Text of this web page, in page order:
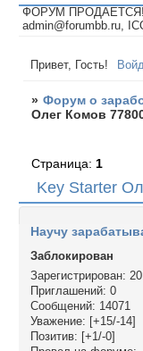
ФОРУМ
admin@forumbb.ru,
Привет, Гость!
» Форум о
Олег Комов
Key Starter
Страница: 1
Научу
Заблокирован
Зарегистрирован:
Приглашений: 0
Сообщений: 14071
Уважение: [+15/-14]
Позитив: [+1/-0]